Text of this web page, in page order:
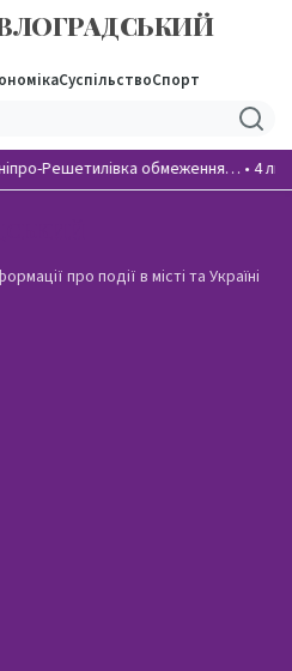
СуспільствоСпорт
Решетилівка обмеження… •4
про події в місті та Україні